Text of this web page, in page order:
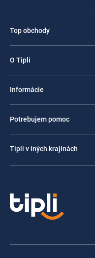
Top obchody
O Tipli
Informácie
Potrebujem pomoc
Tipli v iných krajinách